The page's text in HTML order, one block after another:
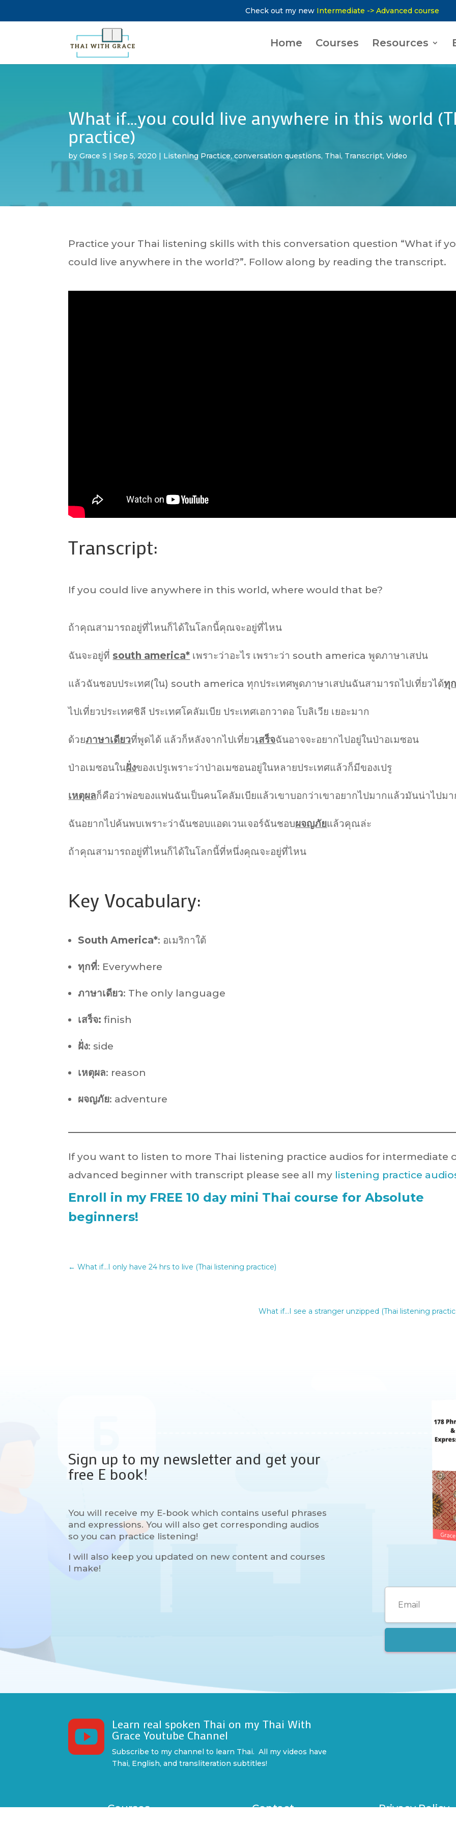
Check out my new Intermediate -> Advanced course
Home Courses Resources
What if…you could live anywhere in this world
practice)
byGrace S |Sep 5, 2020 | Listening Practice,conversation questions, Thai, Transcript,Video
Practice your Thai listening skills with this conversation question “What if
could live anywhere in the world?”. Follow along by reading the transcript.
Transcript:
If you could live anywhere in this world, where would that be?
ถ้าคุณสามารถอยู่ที่ไหนก็ได้ในโลกนี้คุณจะอยู่ที่ไหน
ฉันจะอยู่ที่ south america* เพราะว่าอะไร เพราะว่า south america พูดภาษาเสปน
แล้วฉันชอบประเทศ(ใน) south america ทุกประเทศพูดภาษาเสปนฉันสามารถไปเที่ยวได้ทุ
ไปเที่ยวประเทศชิลี ประเทศโคลัมเบีย ประเทศเอกวาดอ โบลิเวีย เยอะมาก
ด้วยภาษาเดียวที่พูดได้ แล้วก็หลังจากไปเที่ยวเสร็จฉันอาจจะอยากไปอยู่ในป่าอเมซอน
ป่าอเมซอนในฝั่งของเปรูเพราะว่าป่าอเมซอนอยู่ในหลายประเทศแล้วก็มีของเปรู
เหตุผลก็คือว่าพ่อของแฟนฉันเป็นคนโคลัมเบียแล้วเขาบอกว่าเขาอยากไปมากแล้วมันน่าไปม
ฉันอยากไปค้นพบเพราะว่าฉันชอบแอดเวนเจอร์ฉันชอบผจญภัยแล้วคุณล่ะ
ถ้าคุณสามารถอยู่ที่ไหนก็ได้ในโลกนี้ที่หนึ่งคุณจะอยู่ที่ไหน
Key Vocabulary:
South America*: อเมริกาใต้
ทุกที่: Everywhere
ภาษาเดียว: The only language
เสร็จ: finish
ฝั่ง: side
เหตุผล: reason
ผจญภัย: adventure
If you want to listen to more Thai listening practice audios for intermediate
advanced beginner with transcript please see all my listening practice
Enroll in my FREE 10 day mini Thai course for Absolute
beginners!
←What if...I only have 24 hrs to live (Thai listening practice)
What if...I see a stranger unzipped (Thai listening
Sign up to my newsletter and get your
free E book!
You will receive my E-book which contains useful phrases
and expressions. You will also get corresponding audios
so you can practice listening!
I will also keep you updated on new content and courses
I make!
 Learn real spoken Thai on my Thai With
Grace Youtube Channel
Subscribe to my channel to learn Thai. All my videos have
Thai, English, and transliteration subtitles!
Courses Contact Privacy Policy